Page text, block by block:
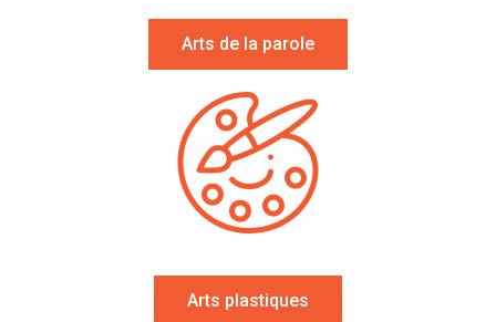
Arts de la parole
Arts plastiques